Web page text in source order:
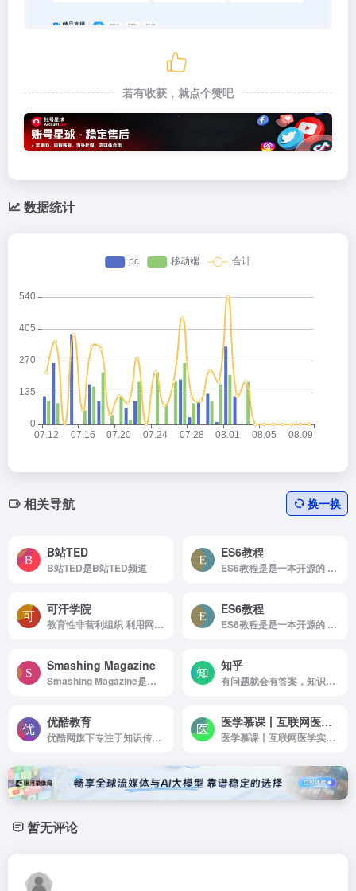
若有收获，就点个赞吧
数据统计
相关导航 换一换
B站TED
B站TED是B站TED频道
ES6教程
ES6教程是是一本开源的 JavaScript 语言教程，全面介绍 ECMAScript 6 新引入的语法特性。
可汗学院
教育性非营利组织 利用网络影片进行免费授课
ES6教程
ES6教程是是一本开源的 JavaScript 语言教程，全面介绍 ECMAScript 6 新引入的语法特性。
Smashing Magazine
Smashing Magazine是国外最著名的设计博客，海量设计文章
知乎
有问题就会有答案，知识问答与交流平台
优酷教育
优酷网旗下专注于知识传播与学习提升
医学慕课丨互联网医学实践教育平台
医学慕课丨互联网医学实践教育平台是医学慕课（MdMOOC）是创新的医学临床实践学习平台。医学慕课网结合最新PI-Learning教育理念，提供了丰富的临床医学各领域实践课程，并且富有交互性及趣味性，用户共同生产课程，学...
暂无评论